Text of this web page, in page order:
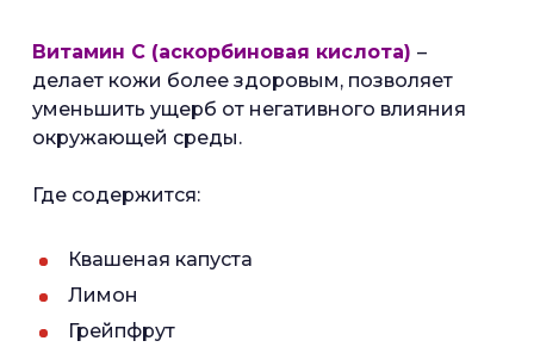
Витамин С (аскорбиновая кислота) –
делает кожи более здоровым, позволяет
уменьшить ущерб от негативного влияния
окружающей среды.
Где содержится:
Квашеная капуста
Лимон
Грейпфрут